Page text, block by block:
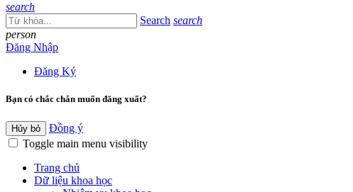
search
Search search
person
Đăng Nhập
Đăng Ký
Bạn có chắc chắn muốn đăng xuất?
Hủy bỏ
Đồng ý
Toggle main menu visibility
Trang chủ
Dữ liệu khoa học